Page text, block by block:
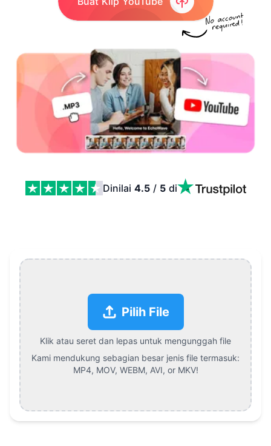
Dinilai 4.5 / 5 di
Pilih File
Klik atau seret dan lepas untuk mengunggah file
Kami mendukung sebagian besar jenis file termasuk:
MP4, MOV, WEBM, AVI, or MKV!